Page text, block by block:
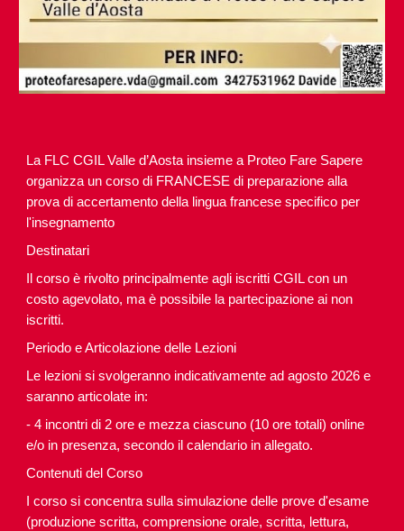
La FLC CGIL Valle d’Aosta insieme a Proteo Fare Sapere
organizza un corso di FRANCESE di preparazione alla
prova di accertamento della lingua francese specifico per
l'insegnamento
Destinatari
Il corso è rivolto principalmente agli iscritti CGIL con un
costo agevolato, ma è possibile la partecipazione ai non
iscritti.
Periodo e Articolazione delle Lezioni
Le lezioni si svolgeranno indicativamente ad agosto 2026 e
saranno articolate in:
- 4 incontri di 2 ore e mezza ciascuno (10 ore totali) online
e/o in presenza, secondo il calendario in allegato.
Contenuti del Corso
I corso si concentra sulla simulazione delle prove d'esame
(produzione scritta, comprensione orale, scritta, lettura,